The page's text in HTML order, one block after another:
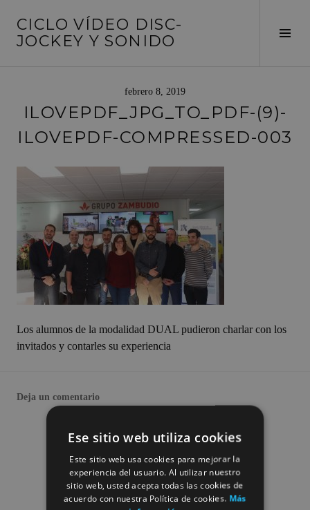
contenido
CICLO VÍDEO DISC-
JOCKEY Y SONIDO
febrero 8, 2019
ILOVEPDF_JPG_TO_PDF-(9)-
ILOVEPDF-COMPRESSED-003
Los alumnos de la modalidad DUAL pudieron charlar con los
invitados y contarles su experiencia
Deja un comentario
Ese sitio web utiliza cookies
Este sitio web usa cookies para mejorar la
experiencia del usuario. Al utilizar nuestro
sitio web, usted acepta todas las cookies de
acuerdo con nuestra Política de cookies. Más